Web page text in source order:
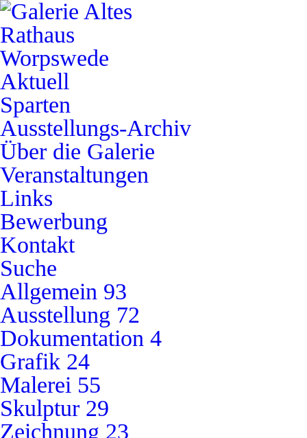
Aktuell
Sparten
Ausstellungs-Archiv
Über die Galerie
Veranstaltungen
Links
Bewerbung
Kontakt
Suche
Allgemein 93
Ausstellung 72
Dokumentation 4
Grafik 24
Malerei 55
Skulptur 29
Zeichnung 23